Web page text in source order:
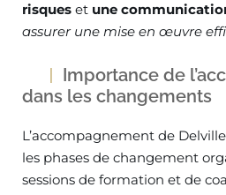
risques et une
assurer une mise en œuvre
Importance de
dans les changements
L’accompagnement de
les phases de changement
sessions de formation et de